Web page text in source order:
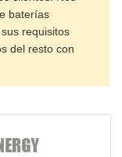
baterías
requisitos
del resto con